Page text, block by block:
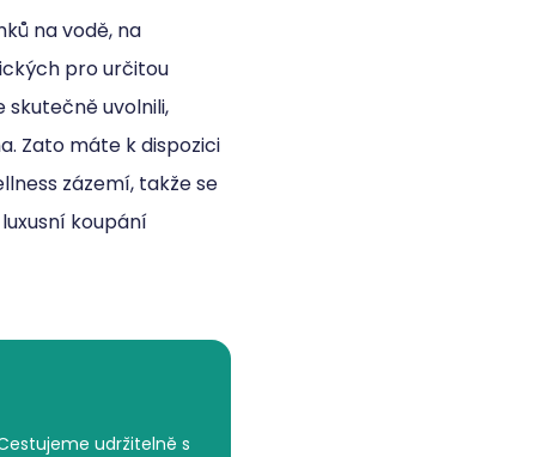
na vodě, na
pro určitou
skutečně uvolnili,
Zato máte k dispozici
zázemí, takže se
koupání
udržitelně s